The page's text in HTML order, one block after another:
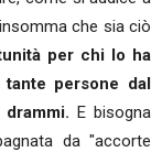
che sia ciò
per chi lo ha
persone dal
E bisogna
da "accorte